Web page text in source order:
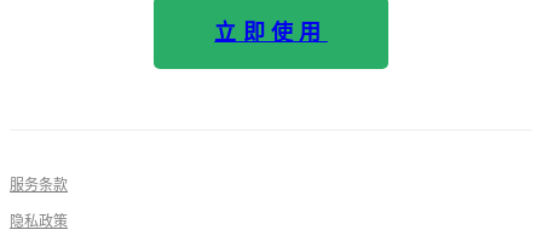
立即使用
服务条款
隐私政策